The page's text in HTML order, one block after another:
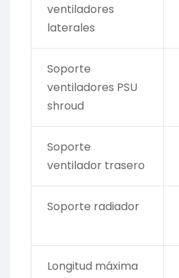
ventiladores
laterales
Soporte
ventiladores PSU
shroud
Soporte
ventilador trasero
Soporte radiador
Longitud máxima